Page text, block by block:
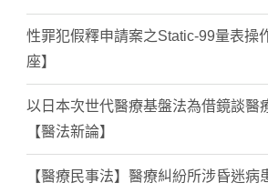
性罪犯假釋申請案之Static-99量表操
座】
以日本次世代醫療基盤法為借鏡談醫
【醫法新論】
【醫療民事法】醫療糾紛所涉昏迷病